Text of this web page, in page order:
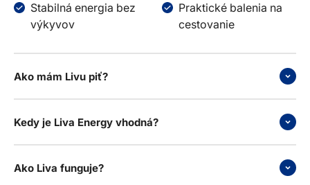
Stabilná energia bez
výkyvov
Praktické balenia na
cestovanie
Ako mám Livu piť?
Kedy je Liva Energy vhodná?
Ako Liva funguje?